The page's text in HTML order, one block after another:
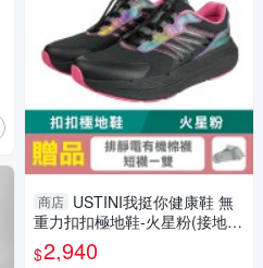
商店 USTINI我挺你健康鞋 無
重力扣扣極地鞋-火星粉(接地氣
鞋 限時優惠 買鞋送襪)
$2,940